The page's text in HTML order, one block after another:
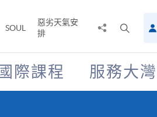
SOUL
惡劣天氣安
排
搜
尋
介
面
際課程 服務大